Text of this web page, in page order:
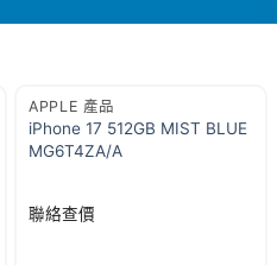
APPLE 產品
iPhone 17 512GB MIST BLUE
MG6T4ZA/A
聯絡查價